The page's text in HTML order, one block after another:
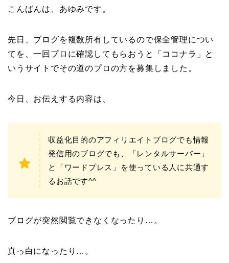
こんばんは、あゆみです。
先日、ブログを複数所有しているので保全管理につい
てを、一回プロに確認してもらおうと「ココナラ」と
いうサイトでその道のプロの方を募集しました。
今日、お伝えする内容は、
収益化目的のアフィリエイトブログでも情報
発信用のブログでも、「レンタルサーバー」
と「ワードプレス」を使っている人に共通す
るお話です^^
ブログが突然閲覧できなくなったり…。
真っ白になったり…。